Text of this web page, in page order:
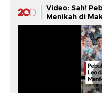
Video: Sah!
Menikah di